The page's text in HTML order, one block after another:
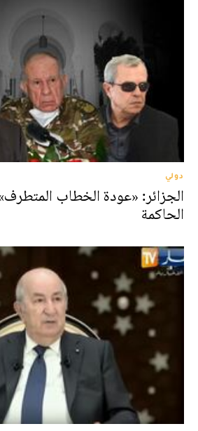
دولي
الجزائر: «عودة الخطاب
الحاكمة